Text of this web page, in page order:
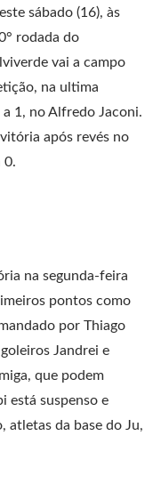
sábado (16), às
rodada do
vai a campo
na ultima
1, no Alfredo Jaconi.
após revés no
0.
na segunda-feira
pontos como
por Thiago
Jandrei e
que podem
está suspenso e
atletas da base do Ju,